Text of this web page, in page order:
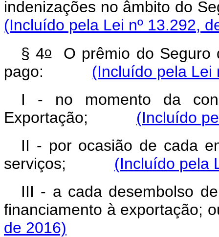
indenizações no âmbito
(Incluído pela Lei nº 13.292,
§ 4oO prêmio do Seguro
pago: (Incluído pela Lei
I - no momento da
Exportação; (Incluído
II - por ocasião de cada
serviços; (Incluído pela
III - a cada desembolso
financiamento à
de 2016)